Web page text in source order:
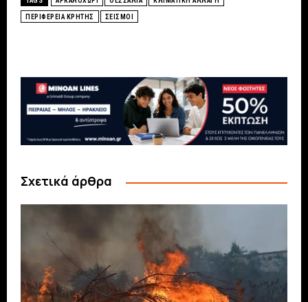
ΠΕΡΙΦΕΡΕΙΑ ΚΡΗΤΗΣ ΣΕΙΣΜΟΙ
Σχετικά άρθρα